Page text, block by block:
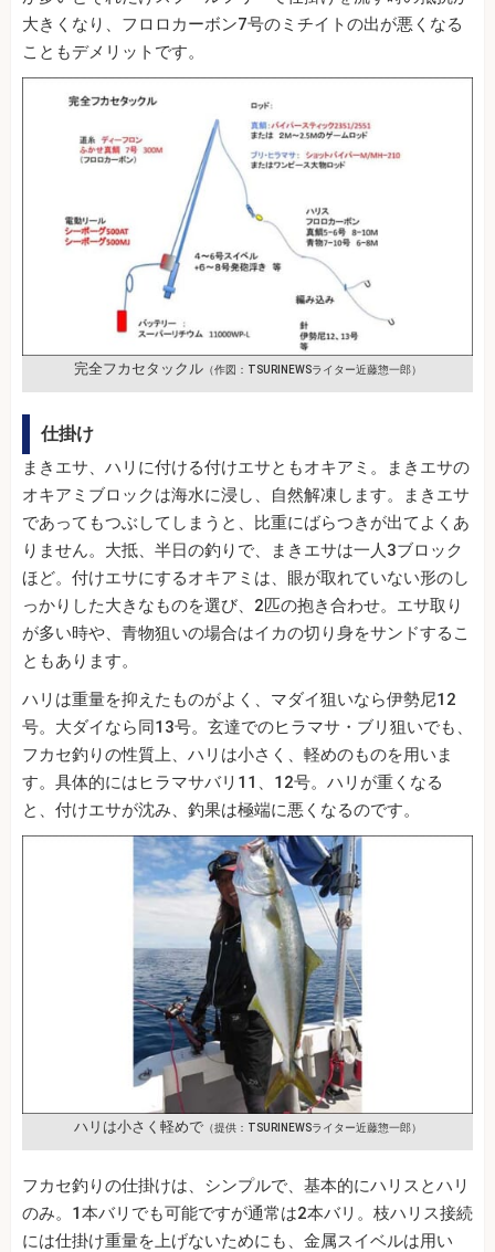
大きくなり、フロロカーボン7号のミチイトの出が悪くなる
こともデメリットです。
完全フカセタックル（作図：TSURINEWSライター近藤惣一郎）
仕掛け
まきエサ、ハリに付ける付けエサともオキアミ。まきエサの
オキアミブロックは海水に浸し、自然解凍します。まきエサ
であってもつぶしてしまうと、比重にばらつきが出てよくあ
りません。大抵、半日の釣りで、まきエサは一人3ブロック
ほど。付けエサにするオキアミは、眼が取れていない形のし
っかりした大きなものを選び、2匹の抱き合わせ。エサ取り
が多い時や、青物狙いの場合はイカの切り身をサンドするこ
ともあります。
ハリは重量を抑えたものがよく、マダイ狙いなら伊勢尼12
号。大ダイなら同13号。玄達でのヒラマサ・ブリ狙いでも、
フカセ釣りの性質上、ハリは小さく、軽めのものを用いま
す。具体的にはヒラマサバリ11、12号。ハリが重くなる
と、付けエサが沈み、釣果は極端に悪くなるのです。
ハリは小さく軽めで（提供：TSURINEWSライター近藤惣一郎）
フカセ釣りの仕掛けは、シンプルで、基本的にハリスとハリ
のみ。1本バリでも可能ですが通常は2本バリ。枝ハリス接続
には仕掛け重量を上げないためにも、金属スイベルは用い